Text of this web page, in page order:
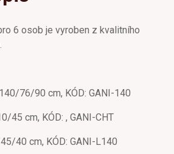
6 osob je vyroben z kvalitního
76/90 cm, KÓD: GANI-140
45 cm, KÓD: , GANI-CHT
40 cm, KÓD: GANI-L140